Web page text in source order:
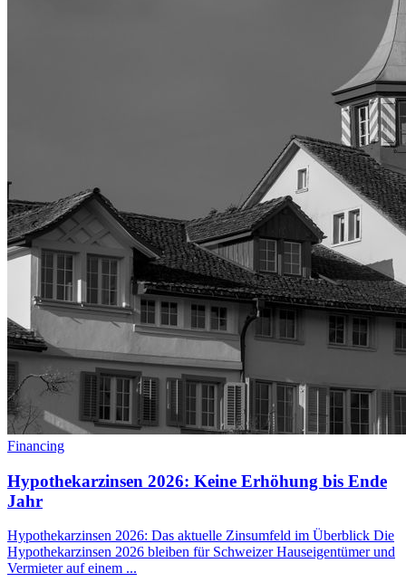
Financing
Hypothekarzinsen 2026: Keine Erhöhung bis Ende
Jahr
Hypothekarzinsen 2026: Das aktuelle Zinsumfeld im Überblick Die
Hypothekarzinsen 2026 bleiben für Schweizer Hauseigentümer und
Vermieter auf einem ...